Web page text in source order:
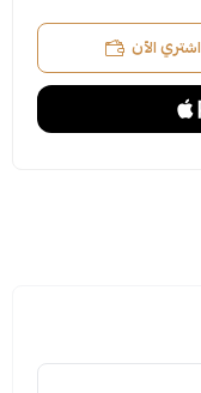
اشتري الآن